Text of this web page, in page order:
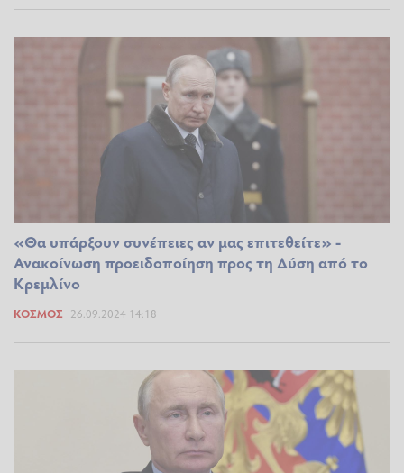
«Θα υπάρξουν συνέπειες αν μας επιτεθείτε» -
Ανακοίνωση προειδοποίηση προς τη Δύση από το
Κρεμλίνο
ΚΌΣΜΟΣ 26.09.2024 14:18